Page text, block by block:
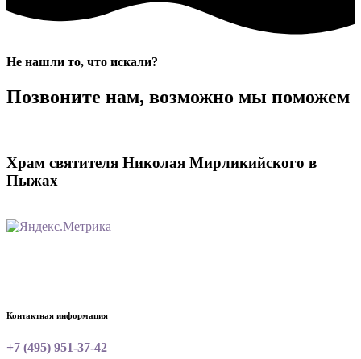
Не нашли то, что искали?
Позвоните нам, возможно мы поможем
Храм святителя Николая Мирликийского в
Пыжах
Контактная информация
+7 (495) 951-37-42